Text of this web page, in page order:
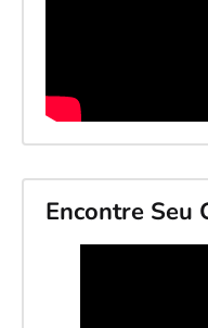
Encontre Seu